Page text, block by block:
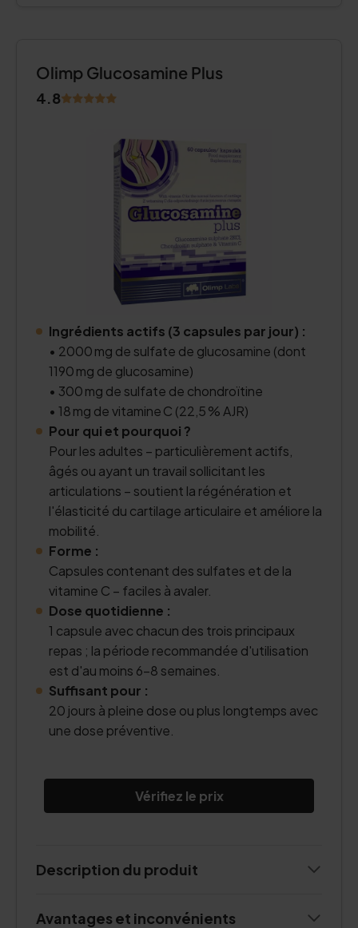
Olimp Glucosamine Plus
4.8
Ingrédients actifs (3 capsules par jour) :
• 2000 mg de sulfate de glucosamine (dont
1190 mg de glucosamine)
• 300 mg de sulfate de chondroïtine
• 18 mg de vitamine C (22,5 % AJR)
Pour qui et pourquoi ?
Pour les adultes – particulièrement actifs,
âgés ou ayant un travail sollicitant les
articulations – soutient la régénération et
l'élasticité du cartilage articulaire et améliore la
mobilité.
Forme :
Capsules contenant des sulfates et de la
vitamine C – faciles à avaler.
Dose quotidienne :
1 capsule avec chacun des trois principaux
repas ; la période recommandée d'utilisation
est d'au moins 6–8 semaines.
Suffisant pour :
20 jours à pleine dose ou plus longtemps avec
une dose préventive.
Vérifiez le prix
Description du produit
Avantages et inconvénients